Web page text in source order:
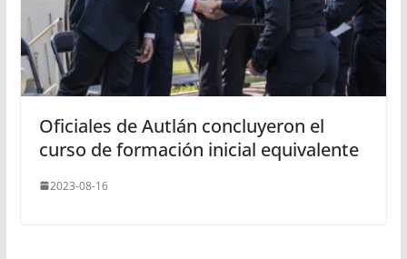
Oficiales de Autlán concluyeron el
curso de formación inicial equivalente
2023-08-16